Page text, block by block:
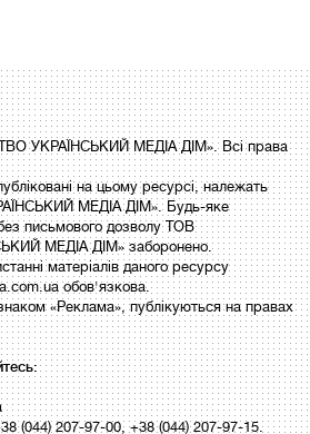
УКРАЇНСЬКИЙ МЕДІА ДІМ». Всі права
на цьому ресурсі, належать
МЕДІА ДІМ». Будь-яке
письмового дозволу ТОВ
МЕДІА ДІМ» заборонено.
матеріалів даного ресурсу
обов'язкова.
«Реклама», публікуються на правах
(044) 207-97-00, +38 (044) 207-97-15.